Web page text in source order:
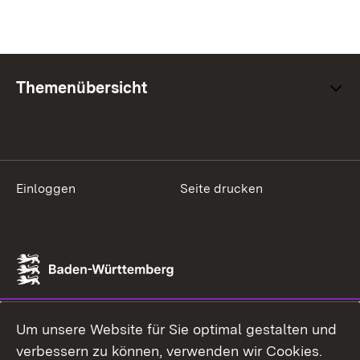
Themenübersicht
Einloggen Seite drucken
Um unsere Website für Sie optimal gestalten und
verbessern zu können, verwenden wir Cookies.